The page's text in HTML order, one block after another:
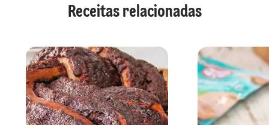
Receitas relacionadas